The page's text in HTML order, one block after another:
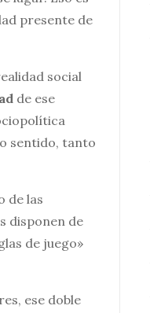
presente de
social
de ese
sentido, tanto
de las
disponen de
de juego»
ese doble